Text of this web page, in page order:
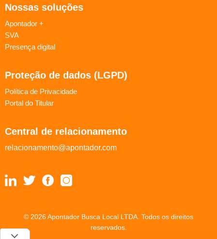
Nossas soluções
Apontador +
SVA
Presença digital
Proteção de dados (LGPD)
Política de Privacidade
Portal do Titular
Central de relacionamento
relacionamento@apontador.com
© 2026 Apontador Busca Local LTDA. Todos os direitos
reservados.